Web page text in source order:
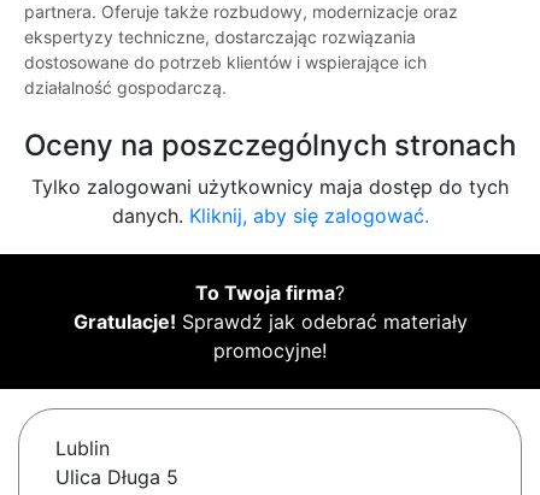
partnera. Oferuje także rozbudowy, modernizacje oraz
ekspertyzy techniczne, dostarczając rozwiązania
dostosowane do potrzeb klientów i wspierające ich
działalność gospodarczą.
Oceny na poszczególnych stronach
Tylko zalogowani użytkownicy maja dostęp do tych
danych. Kliknij, aby się zalogować.
To Twoja firma?
Gratulacje! Sprawdź jak odebrać materiały
promocyjne!
Lublin
Ulica Długa 5